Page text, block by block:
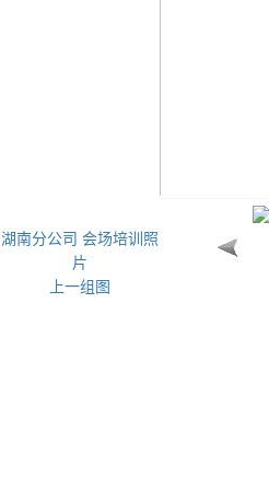
湖南分公司 会场培训照
片
上一组图